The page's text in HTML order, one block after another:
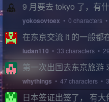
9 月要去 tokyo 了，有
yokosovtoex • 0 characters
在东京交流 it 的一般都
ludan110 • 33 characters •
第一次出国去东京旅游
whythings • 47 characters •
日本签证出签了， 有